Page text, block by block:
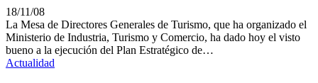
18/11/08
La Mesa de Directores Generales de Turismo, que ha organizado el
Ministerio de Industria, Turismo y Comercio, ha dado hoy el visto
bueno a la ejecución del Plan Estratégico de…
Actualidad